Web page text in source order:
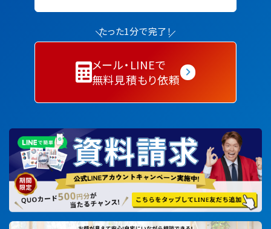
たった1分で完了！
メール・LINEで
無料見積もり依頼